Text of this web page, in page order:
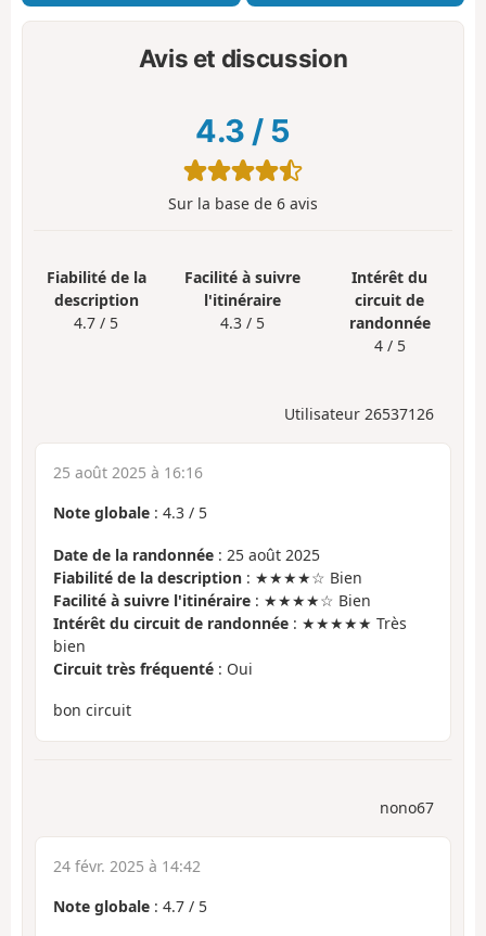
Avis et discussion
4.3 / 5
Sur la base de 6 avis
Fiabilité de la
description
4.7 / 5
Facilité à suivre
l'itinéraire
4.3 / 5
Intérêt du
circuit de
randonnée
4 / 5
Utilisateur 26537126
25 août 2025 à 16:16
Note globale : 4.3 / 5
Date de la randonnée : 25 août 2025
Fiabilité de la description : ★★★★☆ Bien
Facilité à suivre l'itinéraire : ★★★★☆ Bien
Intérêt du circuit de randonnée : ★★★★★ Très
bien
Circuit très fréquenté : Oui
bon circuit
nono67
24 févr. 2025 à 14:42
Note globale : 4.7 / 5